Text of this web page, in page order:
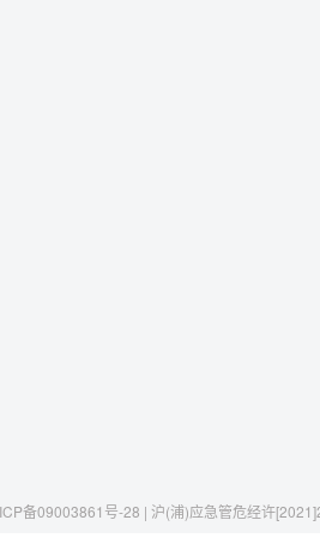
备09003861号-28 | 沪(浦)应急管危经许